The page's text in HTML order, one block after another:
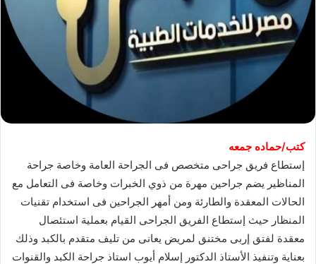
كتب/حماده جمعه
إستطاع فريق جراحى متخصص فى الجراحة العامة وخاصة جراحة
المناظير يضم جراحين مهرة من ذوي الخبرات وخاصة فى التعامل مع
الحالات المعقدة والطارئة ومن أمهر الجراحين فى استخدام تقنيات
المنظار حيث إستطاع الفريق الجراحى القيام بعملية استئصال
معقدة لفتق إربى مختنق لمريض يعانى من تليف متقدم بالكبد وذلك
بعناية وتنفيذ الأستاذ الدكتور إسلام أيوب استاذ جراحة الكبد والقنوات